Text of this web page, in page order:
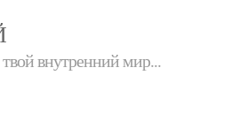
внутренний мир...